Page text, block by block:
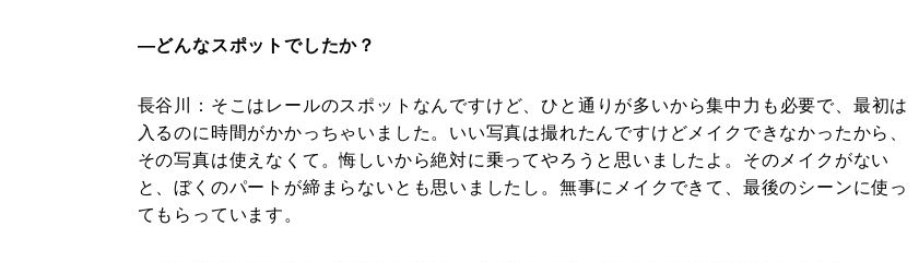
―どんなスポットでしたか？
長谷川： そこはレールのスポットなんですけど、ひと通りが多いから集中力も必要で、最初は
入るのに時間がかかっちゃいました。いい写真は撮れたんですけどメイクできなかったから、
その写真は使えなくて。悔しいから絶対に乗ってやろうと思いましたよ。そのメイクがない
と、ぼくのパートが締まらないとも思いましたし。無事にメイクできて、最後のシーンに使っ
てもらっています。